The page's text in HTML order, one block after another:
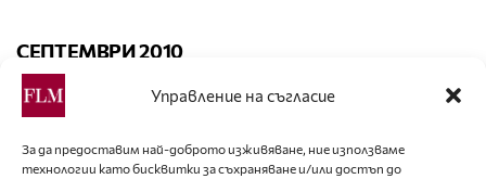
Управление на съгласие
За да предоставим най-доброто изживяване, ние използваме
технологии като бисквитки за съхраняване и/или достъп до
СЕПТЕМВРИ 2010